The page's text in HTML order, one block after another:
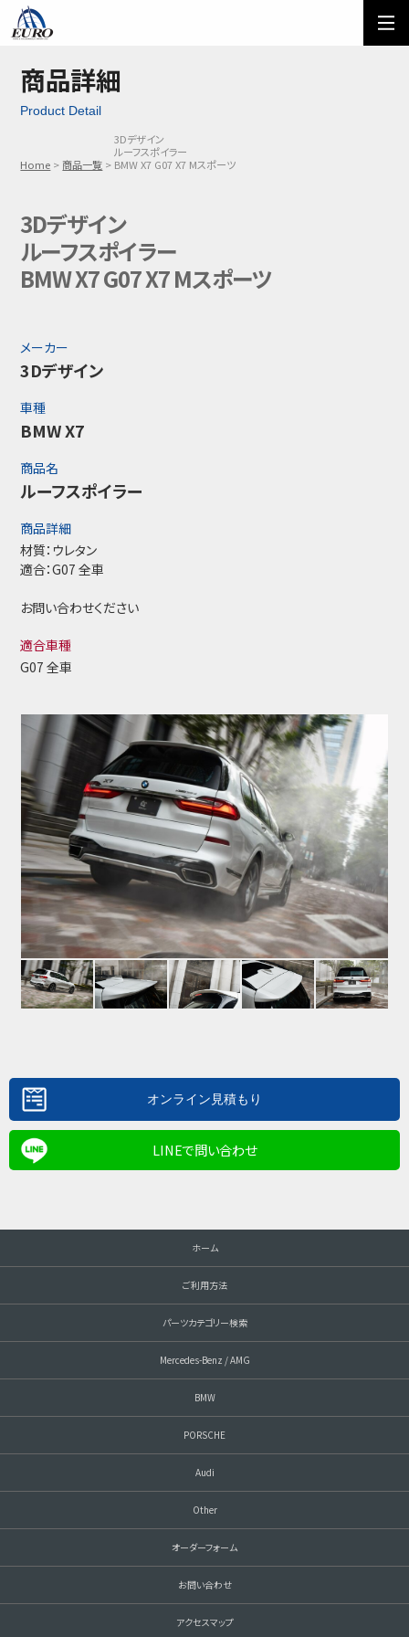
ご利用方法
メール問い合わせ
03-5674-7742
商品詳細
Product Detail
Home 商品一覧
3Dデザイン
ルーフスポイラー
BMW X7 G07 X7 Mスポーツ
3Dデザイン
ルーフスポイラー
BMW X7 G07 X7 Mスポーツ
メーカー
3Dデザイン
車種
BMW X7
商品名
ルーフスポイラー
商品詳細
材質：ウレタン
適合：G07 全車
お問い合わせください
適合車種
G07 全車
LINEで問い合わせ
ホーム
ご利用方法
パーツカテゴリー検索
Mercedes-Benz / AMG
BMW
PORSCHE
Audi
Other
オーダーフォーム
お問い合わせ
アクセスマップ